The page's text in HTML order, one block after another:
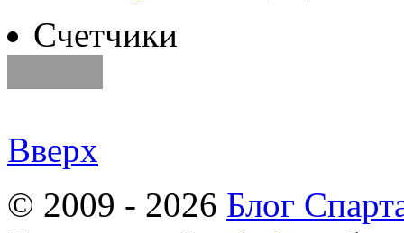
Счетчики
Вверх
© 2009 - 2026 Блог